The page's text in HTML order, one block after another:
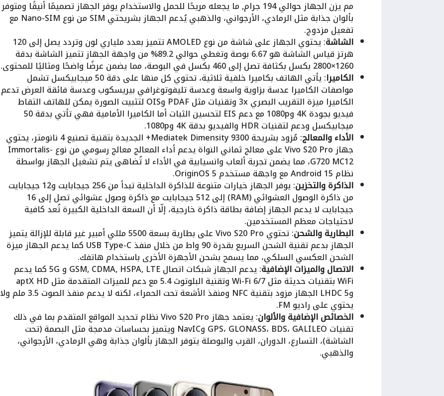
مم يزن الجهاز حوالي 194 جرام, ما يجعله مريحًا للحمل والاستخدام يوفر الجهاز تصميمًا أنيقًا ومتوفر
بألوان جذابة مثل الرمادي، الأرجواني، والذهبي يُدعم الجهاز بشريحتي SIM من نوع Nano-SIM مع
تفعيل مزدوج.
الشاشة : يحتوي الجهاز على شاشة من نوع AMOLED تتميز بعدد ملياري لون وتردد يصل إلى 120
هرتز قياس الشاشة هو 6.67 بوصة وتغطي حوالي 89.2% من واجهة الجهاز تتميز الشاشة بدقة
1260×2800 بكسل بكثافة تصل إلى 460 بكسل في البوصة، مما يضمن عرضًا واضحًا ومثاليًا للمحتوى.
الكاميرا : يأتي الهاتف بكاميرا خلفية ثلاثية، تحتوي كل منها على دقة 50 ميجابيكسل تشمل
مواصفات الكاميرا عدسة بزاوية واسعة وعدسة تليفوتوغرافي بيريسكوب وعدسة فائقة العرض تدعم
الكاميرا ميزة التقريب البصري 3x وتقنيات مثل PDAF وOIS لتثبيت الصورة يمكن للهاتف التقاط
فيديو بجودة 4K و1080p مع دعم EIS لتحسين الثبات أما الكاميرا الأمامية فهي تأتي بدقة 50
ميجابيكسل ودعم لتقنيات HDR والفيديو بدقة 4K و1080p.
الأداء والمعالج : مُزود بشريحة Mediatek Dimensity 9300+ الجديدة بتقنية تصنيع 4 نانومتر، يحتوي
جهاز Vivo S20 Pro على معالج ثماني النواة يدعم أداء المعالج معالج رسومي من نوع Immortalis-
G720 MC12، مما يضمن تجربة ألعاب وانسيابية في الأداء لا تُضاهى يتم تشغيل الجهاز بواسطة
نظام Android 15 مع واجهة مستخدم OriginOS 5.
الذاكرة والتخزين : يوفر الجهاز خيارات متنوعة للذاكرة الداخلية تبدأ من 256 جيجابايت و12 جيجابايت
من ذاكرة الوصول العشوائي (RAM) إلى 512 جيجابايت مع ذاكرة وصول عشوائي تصل إلى 16
جيجابايت لا يدعم الجهاز إضافة بطاقة ذاكرة خارجية، إلّا أن السعة الداخلية الكبيرة تُعد كافية
لاحتياجات معظم المستخدمين.
البطارية والشحن : تحتوي Vivo S20 Pro على بطارية بسعة 5500 مللي أمبير غير قابلة للإزالة يتميز
الجهاز بدعم تقنية الشحن السريع بقدرة 90 واط من خلال منفذ USB Type-C كما يدعم الجهاز ميزة
الشحن العكسي السلكي، مما يسمح بشحن الأجهزة الأخرى باستخدام هاتفك.
الاتصال والميزات الإضافية : يدعم الجهاز شبكات اتصال GSM, CDMA, HSPA, LTE و 5G كما يدعم
WiFi بتقنيات حديثة مثل Wi-Fi 6/7 وتقنية البلوتوث 5.4 مع دعم للميزات المتقدمة مثل aptX HD
وLHDC 5 الجهاز مزود بتقنية NFC ومنفذ الأشعة تحت الحمراء، لكنه لا يدعم منفذ الصوت 3.5 ملم ولا
يحتوي على راديو FM.
الخصائص الإضافية والألوان : يعتمد جهاز Vivo S20 Pro نظام تحديد المواقع المتقدم بما في ذلك
تقنيات GPS، GLONASS، BDS، GALILEO وNavIC ويتميز بحساسات مدمجة مثل البصمة (تحت
الشاشة)، التسارع، الدوران، القرب والبوصلة يتوفر الجهاز بألوان جذابة وهي الرمادي، الأرجواني،
والذهبي.